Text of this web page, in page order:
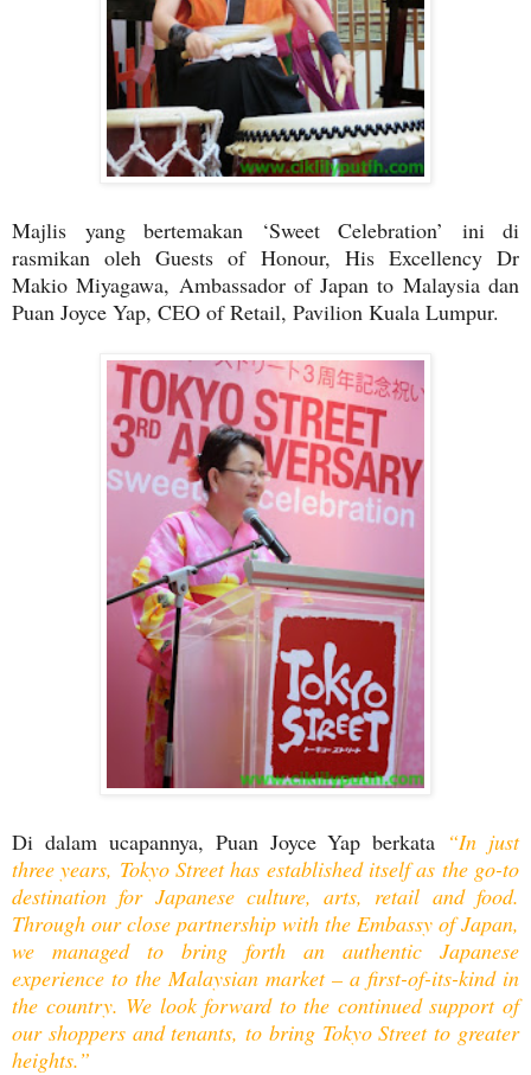
Majlis yang bertemakan ‘Sweet Celebration’ ini di
rasmikan oleh Guests of Honour, His Excellency Dr
Makio Miyagawa, Ambassador of Japan to Malaysia dan
Puan Joyce Yap, CEO of Retail, Pavilion Kuala Lumpur.
Di dalam ucapannya, Puan Joyce Yap berkata “In just
three years, Tokyo Street has established itself as the go-to
destination for Japanese culture, arts, retail and food.
Through our close partnership with the Embassy of Japan,
we managed to bring forth an authentic Japanese
experience to the Malaysian market – a first-of-its-kind in
the country. We look forward to the continued support of
our shoppers and tenants, to bring Tokyo Street to greater
heights.”